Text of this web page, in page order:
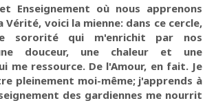
Enseignement où nous apprenons
Vérité, voici la mienne: dans ce cercle,
sororité qui m'enrichit par nos
douceur, une chaleur et une
me ressource. De l'Amour, en fait. Je
pleinement moi-même; j'apprends à
des gardiennes me nourrit